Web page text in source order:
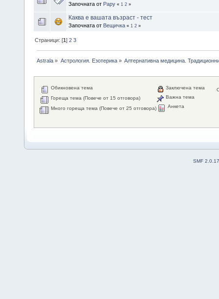
Започната от Papy « 1 2 »
Каква е вашата възраст - тест
Започната от Вещичка « 1 2 »
Страници: [1]2 3
Astrala » Астрология. Езотерика» Алтернативна медицина.
Обикновена тема
Гореща тема (Повече от 15 отговора)
Много гореща тема (Повече от 25 отговора)
Заключена тема
Важна тема
Анкета
SMF 2.0.17